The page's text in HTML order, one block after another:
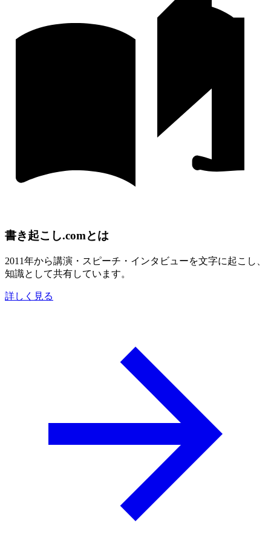
書き起こし.comとは
2011年から講演・スピーチ・インタビューを文字に起こし、
知識として共有しています。
詳しく見る